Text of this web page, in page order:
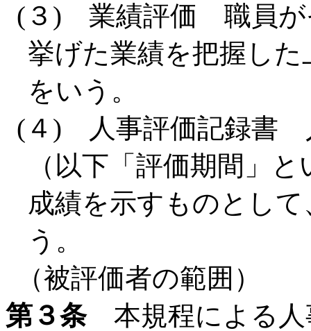
(３) 業績評価 職員が
挙げた業績を把握し
をいう。
(４) 人事評価記録書
（以下「評価期間」
成績を示すものとし
う。
（被評価者の範囲）
第３条本規程による人